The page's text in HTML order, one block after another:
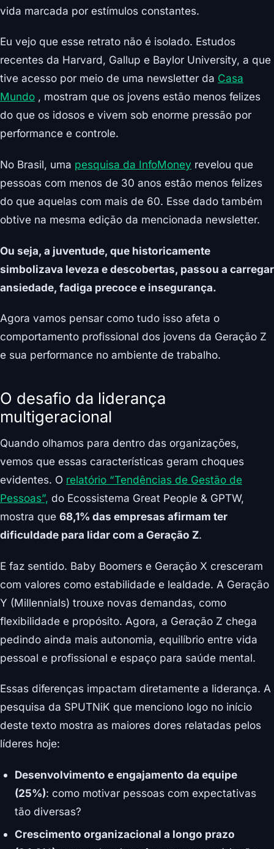
vida marcada por estímulos constantes.
Eu vejo que esse retrato não é isolado. Estudos
recentes da Harvard, Gallup e Baylor University, a que
tive acesso por meio de uma newsletter da Casa
Mundo , mostram que os jovens estão menos felizes
do que os idosos e vivem sob enorme pressão por
performance e controle.
No Brasil, uma pesquisa da InfoMoney revelou que
pessoas com menos de 30 anos estão menos felizes
do que aquelas com mais de 60. Esse dado também
obtive na mesma edição da mencionada newsletter.
Ou seja, a juventude, que historicamente
simbolizava leveza e descobertas, passou a carregar
ansiedade, fadiga precoce e insegurança.
Agora vamos pensar como tudo isso afeta o
comportamento profissional dos jovens da Geração Z
e sua performance no ambiente de trabalho.
O desafio da liderança
multigeracional
Quando olhamos para dentro das organizações,
vemos que essas características geram choques
evidentes. O relatório “Tendências de Gestão de
Pessoas”, do Ecossistema Great People & GPTW,
mostra que 68,1% das empresas afirmam ter
dificuldade para lidar com a Geração Z.
E faz sentido. Baby Boomers e Geração X cresceram
com valores como estabilidade e lealdade. A Geração
Y (Millennials) trouxe novas demandas, como
flexibilidade e propósito. Agora, a Geração Z chega
pedindo ainda mais autonomia, equilíbrio entre vida
pessoal e profissional e espaço para saúde mental.
Essas diferenças impactam diretamente a liderança. A
pesquisa da SPUTNiK que menciono logo no início
deste texto mostra as maiores dores relatadas pelos
líderes hoje:
Desenvolvimento e engajamento da equipe
(25%): como motivar pessoas com expectativas
tão diversas?
Crescimento organizacional a longo prazo